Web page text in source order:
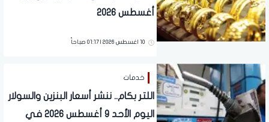
أغسطس 2026
10 اغسطس 2026 | 01:17 صباحاً
خدمات
اللتر بكام.. ننشر أسعار البنزين والسولار
اليوم الأحد 9 أغسطس 2026 في